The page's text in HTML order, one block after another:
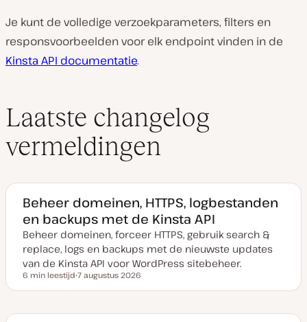
Je kunt de volledige verzoekparameters, filters en
responsvoorbeelden voor elk endpoint vinden in de
Kinsta API documentatie.
Laatste changelog
vermeldingen
Beheer domeinen, HTTPS, logbestanden
en backups met de Kinsta API
Beheer domeinen, forceer HTTPS, gebruik search &
replace, logs en backups met de nieuwste updates
van de Kinsta API voor WordPress sitebeheer.
Leestijd
6 min leestijd
a
7 augustus 2026